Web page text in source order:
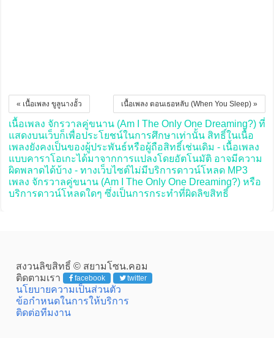
เนื้อเพลง ตอนเธอหลับ (When You Sleep) »
« เนื้อเพลง ขูลูนางอั้ว
เนื้อเพลง จักรวาลคู่ขนาน (Am I The Only One Dreaming?) ที่
แสดงบนเว็บก็เพื่อประโยชน์ในการศึกษาเท่านั้น สิทธิ์ในเนื้อ
เพลงยังคงเป็นของผู้ประพันธ์หรือผู้ถือสิทธิ์เช่นเดิม - เนื้อเพลง
แบบคาราโอเกะได้มาจากการแปลงโดยอัตโนมัติ อาจมีความ
ผิดพลาดได้บ้าง - ทางเว็บไซต์ไม่มีบริการดาวน์โหลด MP3
เพลง จักรวาลคู่ขนาน (Am I The Only One Dreaming?) หรือ
บริการดาวน์โหลดใดๆ ซึ่งเป็นการกระทำที่ผิดลิขสิทธิ์
สงวนลิขสิทธิ์ © สยามโซน.คอม
ติดตามเรา
facebook twitter
นโยบายความเป็นส่วนตัว
ข้อกำหนดในการให้บริการ
ติดต่อทีมงาน